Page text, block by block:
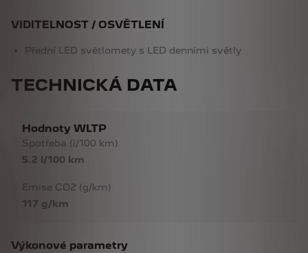
VIDITELNOST / OSVĚTLENÍ
Přední LED světlomety s LED denními světly
TECHNICKÁ DATA
Hodnoty WLTP
Spotřeba (l/100 km)
5.2 l/100 km
Emise CO2 (g/km)
117 g/km
Výkonové parametry